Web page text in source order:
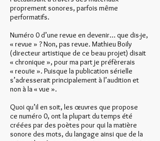
proprement sonores, parfois même
performatifs.
Numéro 0 d’une revue en devenir… que dis-je,
« revue » ? Non, pas revue. Mathieu Boily
(directeur artistique de ce beau projet) disait
« chronique », pour ma part je préfèrerais
« reouïe ». Puisque la publication sérielle
s’adresserait principalement à l’audition et
non à la « vue ».
Quoi qu’il en soit, les œuvres que propose
ce numéro 0, ont la plupart du temps été
créées par des poètes pour qui la matière
sonore des mots, du langage ainsi que de la